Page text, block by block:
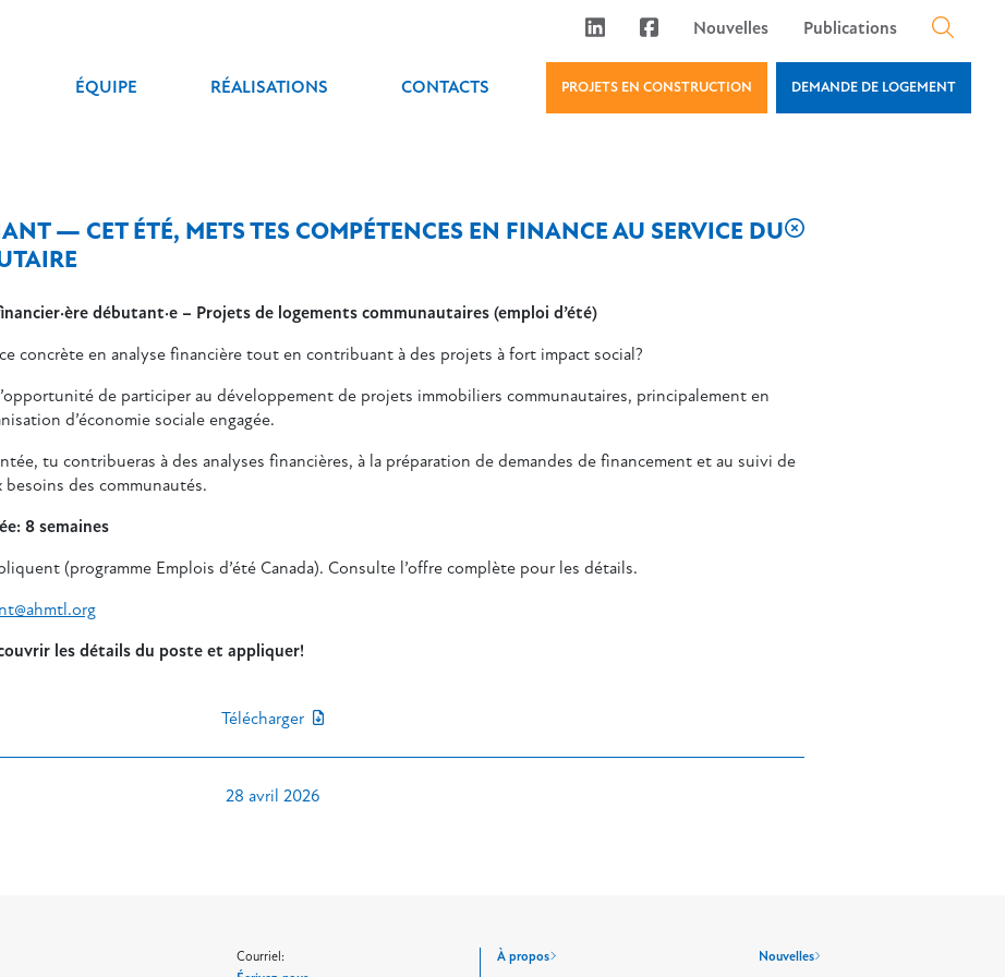
Nouvelles Publications
ÉQUIPE RÉALISATIONS CONTACTS PROJETS EN CONSTRUCTION DEMANDE DE LOGEMENT
— CET ÉTÉ, METS TES COMPÉTENCES EN FINANCE AU SERVICE DU
débutant·e – Projets de logements communautaires (emploi d’été)
concrète en analyse financière tout en contribuant à des projets à fort impact social?
de participer au développement de projets immobiliers communautaires, principalement en
d’économie sociale engagée.
tu contribueras à des analyses financières, à la préparation de demandes de financement et au suivi de
des communautés.
8 semaines
(programme Emplois d’été Canada). Consulte l’offre complète pour les détails.
les détails du poste et appliquer!
Télécharger
28 avril 2026
Courriel:
À propos
Nouvelles